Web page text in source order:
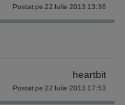
Postat pe 22 Iulie 2013 13:36
heartbit
Postat pe 22 Iulie 2013 17:53